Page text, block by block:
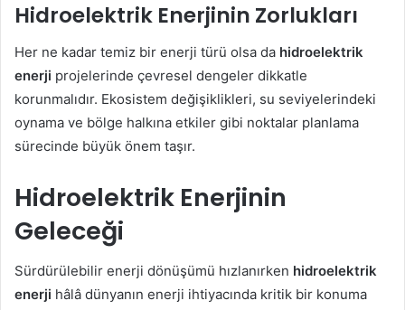
Hidroelektrik Enerjinin Zorlukları
Her ne kadar temiz bir enerji türü olsa da hidroelektrik
enerji projelerinde çevresel dengeler dikkatle
korunmalıdır. Ekosistem değişiklikleri, su seviyelerindeki
oynama ve bölge halkına etkiler gibi noktalar planlama
sürecinde büyük önem taşır.
Hidroelektrik Enerjinin
Geleceği
Sürdürülebilir enerji dönüşümü hızlanırken hidroelektrik
enerji hâlâ dünyanın enerji ihtiyacında kritik bir konuma